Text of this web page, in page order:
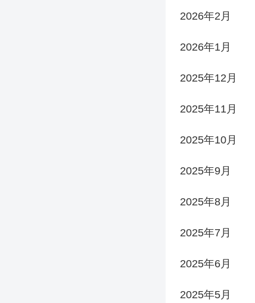
2026年2月
2026年1月
2025年12月
2025年11月
2025年10月
2025年9月
2025年8月
2025年7月
2025年6月
2025年5月